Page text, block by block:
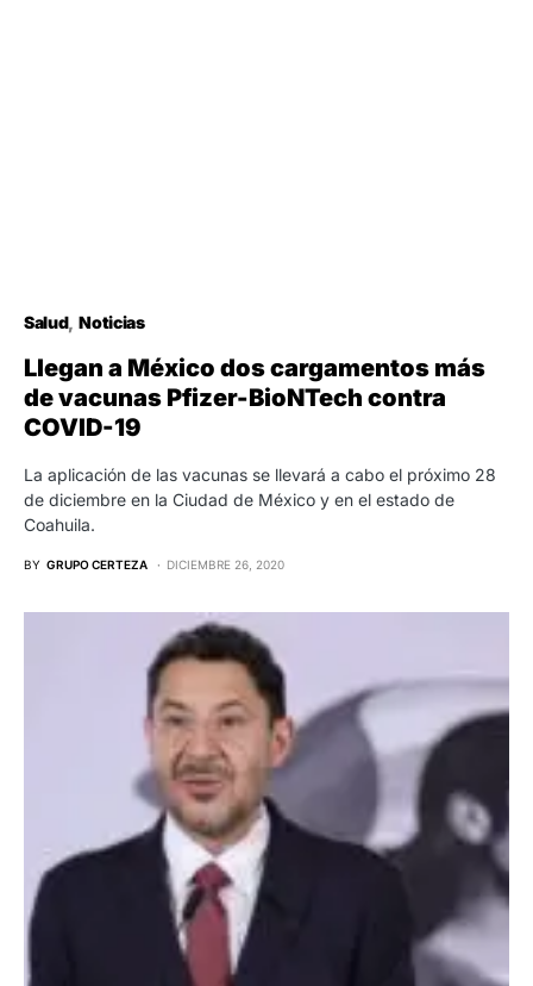
Salud Noticias
Llegan a México dos cargamentos más
de vacunas Pfizer-BioNTech contra
COVID-19
La aplicación de las vacunas se llevará a cabo el próximo 28
de diciembre en la Ciudad de México y en el estado de
Coahuila.
BY GRUPO CERTEZA DICIEMBRE 26, 2020